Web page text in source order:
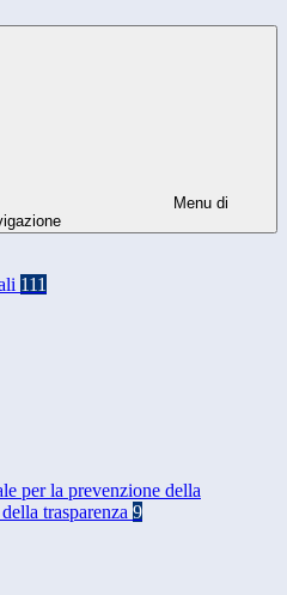
Menu di
111
per la prevenzione della
trasparenza 9